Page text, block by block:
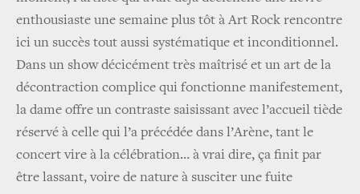
enthousiaste une semaine plus tôt à Art Rock rencontre
ici un succès tout aussi systématique et inconditionnel.
Dans un show décicément très maîtrisé et un art de la
décontraction complice qui fonctionne manifestement,
la dame offre un contraste saisissant avec l’accueil tiède
réservé à celle qui l’a précédée dans l’Arène, tant le
concert vire à la célébration… à vrai dire, ça finit par
être lassant, voire de nature à susciter une fuite